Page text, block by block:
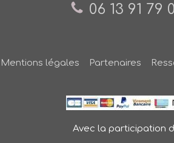
06 13 91 79
Mentions légales Partenaires
Avec la participation